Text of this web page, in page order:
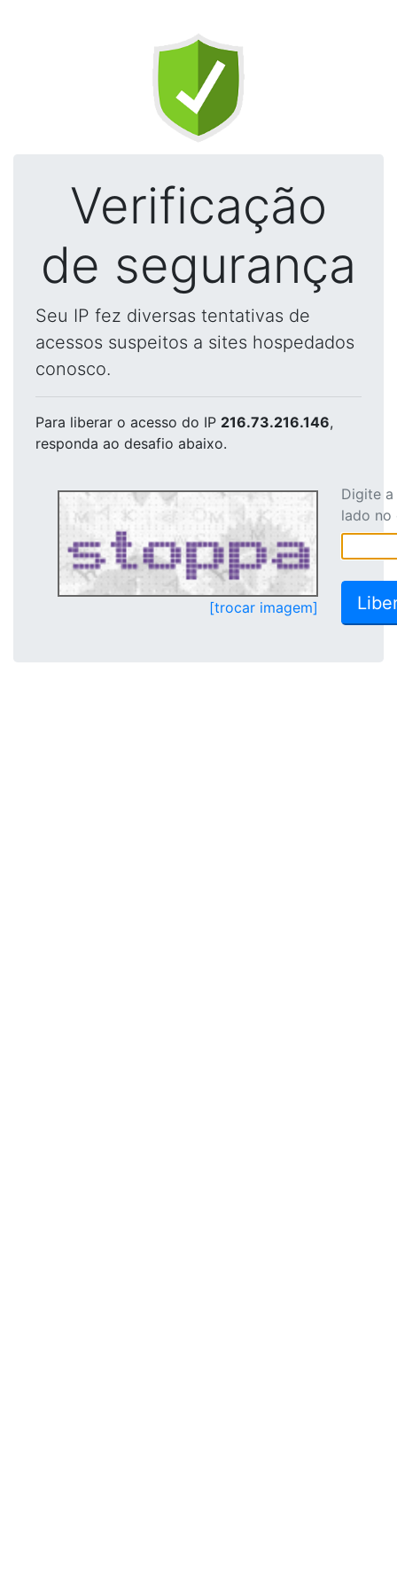
Verificação
de segurança
Seu IP fez diversas tentativas de
acessos suspeitos a sites hospedados
conosco.
Para liberar o acesso do IP 216.73.216.146,
responda ao desafio abaixo.
[trocar imagem]
Digite
lado no